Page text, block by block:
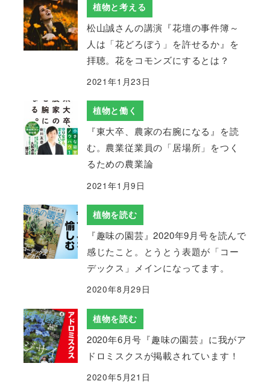
植物と考える
松山誠さんの講演『花壇の事件簿～
人は「花どろぼう」を許せるか』を
拝聴。花をコモンズにするとは？
2021年1月23日
植物と働く
『東大卒、農家の右腕になる』を読
む。農業従業員の「居場所」をつく
るための農業論
2021年1月9日
植物を読む
『趣味の園芸』2020年9月号を読んで
感じたこと。とうとう表題が「コー
デックス」メインになってます。
2020年8月29日
植物を読む
2020年6月号『趣味の園芸』に我がア
ドロミスクスが掲載されています！
2020年5月21日